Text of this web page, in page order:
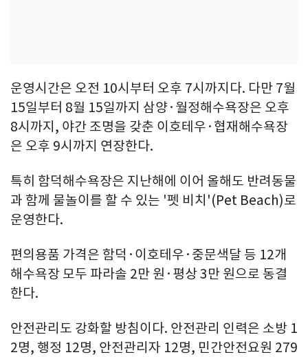
운영시간은 오전 10시부터 오후 7시까지다. 다만 7월
15일부터 8월 15일까지 삼양·월정해수욕장은 오후
8시까지, 야간 조명을 갖춘 이호테우·협재해수욕장
은 오후 9시까지 연장한다.
특히 함덕해수욕장은 지난해에 이어 올해도 반려동물
과 함께 물놀이를 할 수 있는 '펫 비치'(Pet Beach)로
운영한다.
편의용품 가격은 함덕·이호테우·중문색달 등 12개
해수욕장 모두 파라솔 2만 원·평상 3만 원으로 동결
한다.
안전관리도 강화할 방침이다. 안전관리 인력은 소방 1
2명, 행정 12명, 안전관리자 12명, 민간안전요원 279